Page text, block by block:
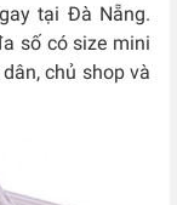
tại Đà Nẵng.
số có size mini
chủ shop và